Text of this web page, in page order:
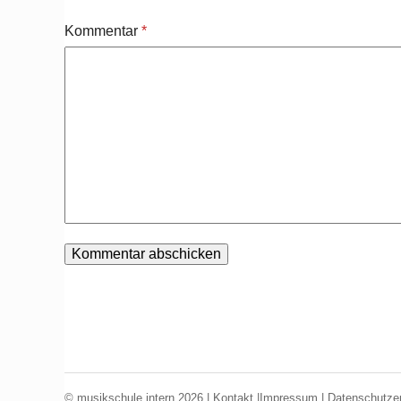
Kommentar *
© musikschule intern 2026 | Kontakt Impressum